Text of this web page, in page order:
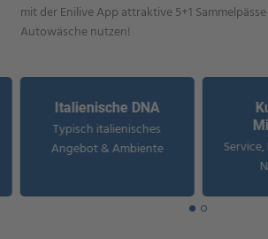
mit der Enilive App attraktive 5+1
Autowäsche nutzen!
Italienische DNA
Typisch italienisches
Angebot & Ambiente